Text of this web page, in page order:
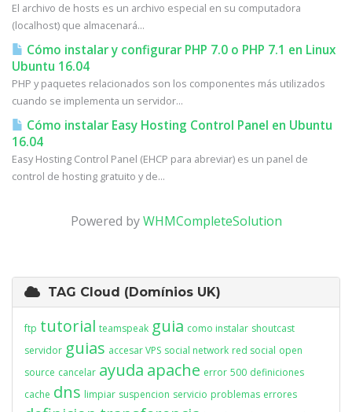
El archivo de hosts es un archivo especial en su computadora
(localhost) que almacenará...
Cómo instalar y configurar PHP 7.0 o PHP 7.1 en Linux
Ubuntu 16.04
PHP y paquetes relacionados son los componentes más utilizados
cuando se implementa un servidor...
Cómo instalar Easy Hosting Control Panel en Ubuntu
16.04
Easy Hosting Control Panel (EHCP para abreviar) es un panel de
control de hosting gratuito y de...
Powered byWHMCompleteSolution
TAG Cloud (Domínios UK)
ftp tutorial teamspeak guia como instalar shoutcast
servidor guias accesar VPS social network red social open
source cancelar ayuda apache error 500 definiciones
cache dns limpiar suspencion servicio problemas errores